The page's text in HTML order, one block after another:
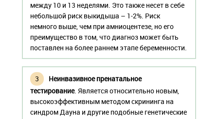
между 10 и 13 неделями. Это также несет в себе
небольшой риск выкидыша – 1-2%. Риск
немного выше, чем при амниоцентезе, но его
преимущество в том, что диагноз может быть
поставлен на более раннем этапе беременности.
Неинвазивное пренатальное
тестирование. Является относительно новым,
высокоэффективным методом скрининга на
синдром Дауна и другие подобные генетические